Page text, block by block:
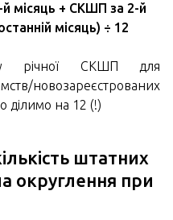
місяць + СКШП за 2-й
місяць) ÷ 12
річної СКШП для
новозареєстрованих
ділимо на 12 (!)
штатних
округлення при